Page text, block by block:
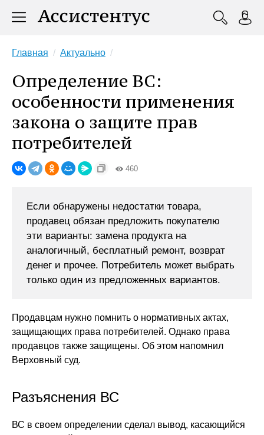
Главная Актуально
Определение ВС:
особенности применения
закона о защите прав
потребителей
460
Если обнаружены недостатки товара,
продавец обязан предложить покупателю
эти варианты: замена продукта на
аналогичный, бесплатный ремонт, возврат
денег и прочее. Потребитель может выбрать
только один из предложенных вариантов.
Продавцам нужно помнить о нормативных актах,
защищающих права потребителей. Однако права
продавцов также защищены. Об этом напомнил
Верховный суд.
Разъяснения ВС
ВС в своем определении сделал вывод, касающийся